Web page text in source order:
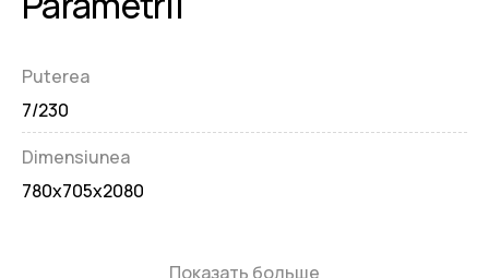
Puterea
7/230
Dimensiunea
780x705x2080
Показать больше